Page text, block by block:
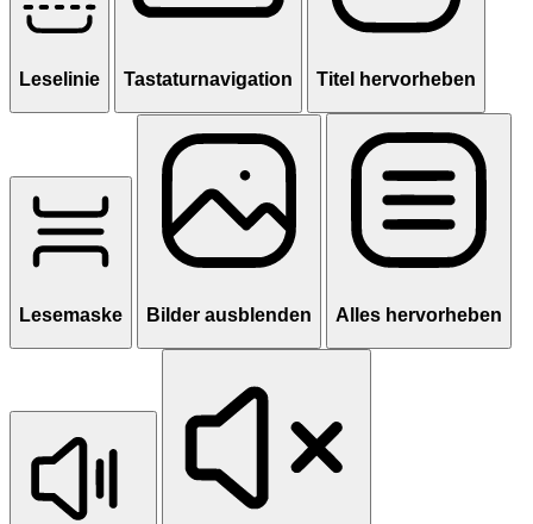
Leselinie Tastaturnavigation Titel hervorheben
Lesemaske Bilder ausblenden Alles hervorheben